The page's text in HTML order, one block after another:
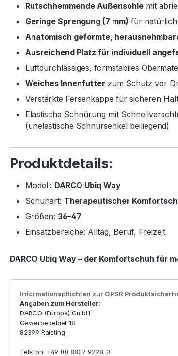
Rutschhemmende Außensohle mit
Geringe Sprengung (7 mm) für
Anatomisch geformte,
Ausreichend Platz für individuell
Luftdurchlässiges, formstabiles
Weiches Innenfutter zum Schutz vor
Verstärkte Fersenkappe für sicheren Halt
Elastische Schnürung mit
(unelastische Schnürsenkel beiliegend)
Produktdetails:
Modell: DARCO Ubiq Way
Schuhart: Therapeutischer
Größen: 36–47
Einsatzbereiche: Alltag, Beruf, Freizeit
DARCO Ubiq Way – der Komfortschuh für
Informationspflichten zur GPSR
Angaben zum Hersteller:
DARCO (Europe) GmbH
Gewerbegebiet 18
82399 Raisting
Telefon: +49 (0) 8807 9228-0